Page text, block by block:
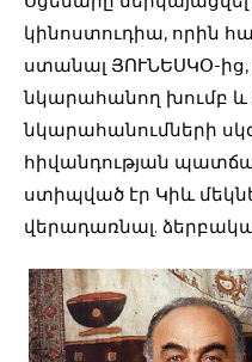
կինոստուդիա, որին
ստանալ ՅՈՒՆԵՍԿՕ-ից,
նկարահանող խումբ
նկարահանումների
հիվանդության
ստիպված էր Կիև
վերադառնալ.